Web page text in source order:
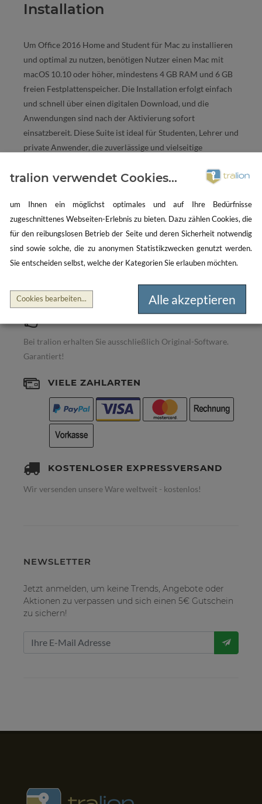
Installation
Um Office 2016 Home and Student für Mac zu installieren
und optimal zu nutzen, benötigen Nutzer einen Mac mit
macOS 10.10 oder höher, mindestens 4 GB RAM und 6 GB
freien Festplattenspeicher. Die Installation erfolgt einfach
und schnell über einen digitalen Download, und die
Anwendungen sind nach der Aktivierung sofort
einsatzbereit. Diese Suite ist ideal für Studenten, Lehrer und
private Anwender, die zuverlässige und vielseitige
suchen.
Bei tralion erhalten Sie ausschließlich Original-Software.
Garantiert!
VIELE ZAHLARTEN
KOSTENLOSER EXPRESSVERSAND
Wir versenden unsere Ware weltweit - kostenlos!
NEWSLETTER
Jetzt anmelden, um keine Trends, Angebote oder
Aktionen zu verpassen und sich einen 5€ Gutschein
zu sichern!
tralion verwendet Cookies...
um Ihnen ein möglichst optimales und auf Ihre Bedürfnisse
zugeschnittenes Webseiten-Erlebnis zu bieten. Dazu zählen Cookies, die
für den reibungslosen Betrieb der Seite und deren Sicherheit notwendig
sind sowie solche, die zu anonymen Statistikzwecken genutzt werden.
Sie entscheiden selbst, welche der Kategorien Sie erlauben möchten.
Cookies bearbeiten... Alle akzeptieren